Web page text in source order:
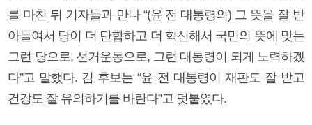
를 마친 뒤 기자들과 만나 “(윤 전 대통령의) 그 뜻을 잘 받
아들여서 당이 더 단합하고 더 혁신해서 국민의 뜻에 맞는
그런 당으로, 선거운동으로, 그런 대통령이 되게 노력하겠
다”고 말했다. 김 후보는 “윤 전 대통령이 재판도 잘 받고
건강도 잘 유의하기를 바란다”고 덧붙였다.